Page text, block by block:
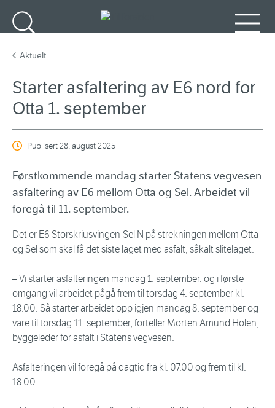
Aktuelt
Starter asfaltering av E6 nord for
Otta 1. september
Publisert28. august 2025
Førstkommende mandag starter Statens vegvesen
asfaltering av E6 mellom Otta og Sel. Arbeidet vil
foregå til 11. september.
Det er E6 Storskriusvingen-Sel N på strekningen mellom Otta
og Sel som skal få det siste laget med asfalt, såkalt slitelaget.
– Vi starter asfalteringen mandag 1. september, og i første
omgang vil arbeidet pågå frem til torsdag 4. september kl.
18.00. Så starter arbeidet opp igjen mandag 8. september og
vare til torsdag 11. september, forteller Morten Amund Holen,
byggeleder for asfalt i Statens vegvesen.
Asfalteringen vil foregå på dagtid fra kl. 07.00 og frem til kl.
18.00.